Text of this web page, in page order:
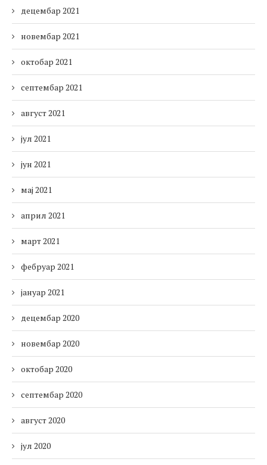
децембар 2021
новембар 2021
октобар 2021
септембар 2021
август 2021
јул 2021
јун 2021
мај 2021
април 2021
март 2021
фебруар 2021
јануар 2021
децембар 2020
новембар 2020
октобар 2020
септембар 2020
август 2020
јул 2020